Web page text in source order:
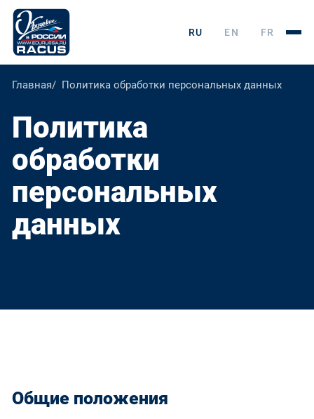
RU EN FR
Главная Политика обработки персональных данных
Политика
обработки
персональных
данных
Общие положения